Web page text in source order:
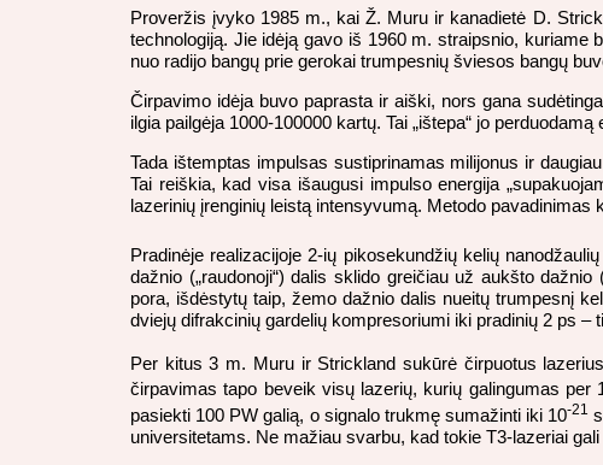
Proveržis įvyko 1985 m., kai Ž. Muru ir kanadietė D.
technologiją. Jie idėją gavo iš 1960 m. straipsnio, kuriame
nuo radijo bangų prie gerokai trumpesnių šviesos bangų
Čirpavimo idėja buvo paprasta ir aiški, nors gana
ilgia pailgėja 1000-100000 kartų. Tai „ištepa“ jo
Tada ištemptas impulsas sustiprinamas milijonus ir
Tai reiškia, kad visa išaugusi impulso energija
lazerinių įrenginių leistą intensyvumą. Metodo
Pradinėje realizacijoje 2-ių pikosekundžių kelių
dažnio („raudonoji“) dalis sklido greičiau už aukšto
pora, išdėstytų taip, žemo dažnio dalis nueitų trumpesnį
dviejų difrakcinių gardelių kompresoriumi iki pradinių 2 ps
Per kitus 3 m. Muru ir Strickland sukūrė čirpuotus
čirpavimas tapo beveik visų lazerių, kurių galingumas
pasiekti 100 PW galią, o signalo trukmę sumažinti iki 10-21
universitetams. Ne mažiau svarbu, kad tokie T3-lazeriai